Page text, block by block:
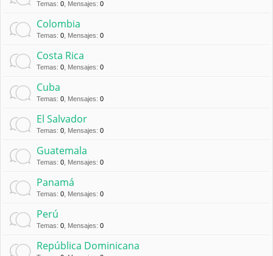
Temas: 0 Mensajes: 0
Colombia
Temas: 0 Mensajes: 0
Costa Rica
Temas: 0 Mensajes: 0
Cuba
Temas: 0 Mensajes: 0
El Salvador
Temas: 0 Mensajes: 0
Guatemala
Temas: 0 Mensajes: 0
Panamá
Temas: 0 Mensajes: 0
Perú
Temas: 0 Mensajes: 0
República Dominicana